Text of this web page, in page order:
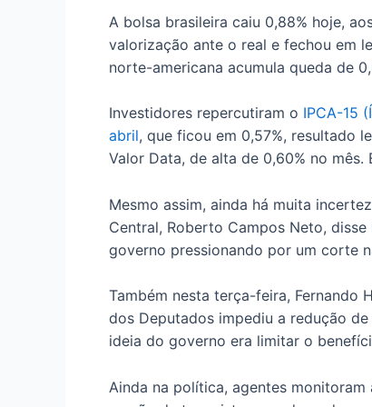
A bolsa brasileira caiu 0,88% hoje,
valorização ante o real e fechou em
norte-americana acumula queda de
Investidores repercutiram o IPCA-15
abril, que ficou em 0,57%, resultado
Valor Data, de alta de 0,60% no
Mesmo assim, ainda há muita
Central, Roberto Campos Neto,
governo pressionando por um corte
Também nesta terça-feira, Fernando
dos Deputados impediu a redução
ideia do governo era limitar o
Ainda na política, agentes